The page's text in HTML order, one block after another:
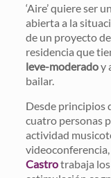
‘Aire’ quiere ser
abierta a la
de un proyecto
residencia que
leve-moderadoy
bailar.
Desde principios
cuatro personas
actividad
Castrotrabaja los